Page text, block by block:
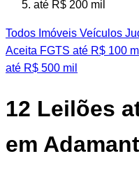
até R$ 200 mil
Todos Imóveis Veículos
Aceita FGTS até R$ 100
até R$ 500 mil
12 Leilões
em